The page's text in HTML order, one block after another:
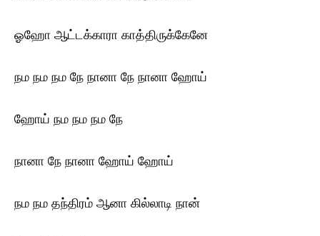
ஓஹோ ஆட்டக்காரா காத்திருக்கேனே
நம நம நம நே நானா நே நானா ஹோய்
ஹோய் நம நம நம நே
நானா நே நானா ஹோய் ஹோய்
நம நம தந்திரம் ஆனா கில்லாடி நான்